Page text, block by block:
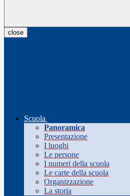
close
Scuola
Panoramica
Presentazione
I luoghi
Le persone
I numeri della scuola
Le carte della scuola
Organizzazione
La storia